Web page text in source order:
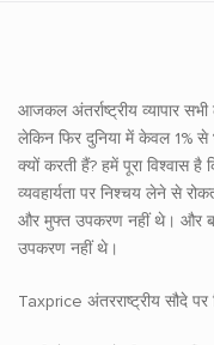
आजकल अंतर्राष्ट्रीय व्यापार
लेकिन फिर दुनिया में केवल 1% से
क्यों करती हैं? हमें पूरा विश्वास है
व्यवहार्यता पर निश्चय लेने से
और मुफ्त उपकरण नहीं थे। और
उपकरण नहीं थे।
Taxprice अंतरराष्ट्रीय सौदे